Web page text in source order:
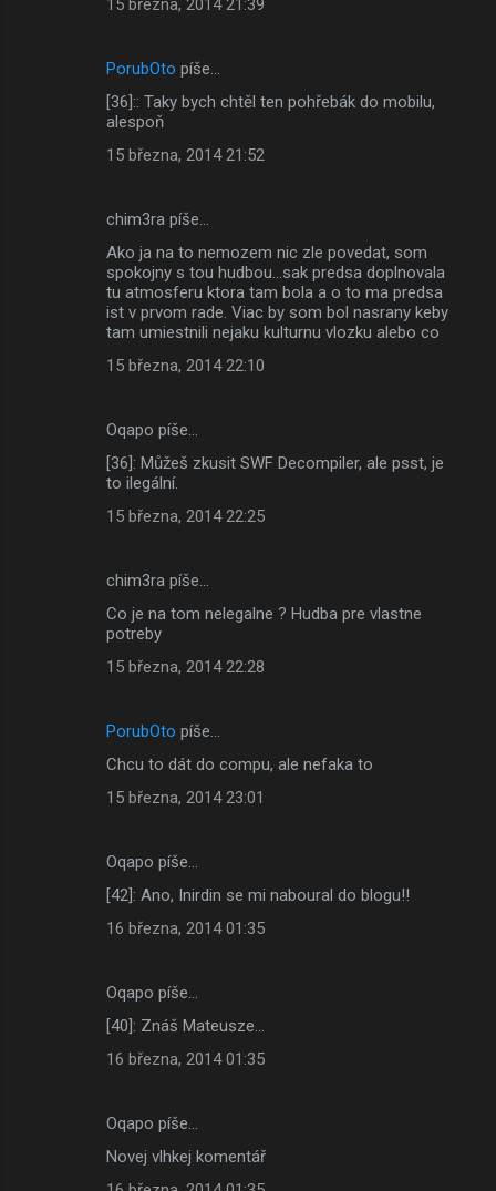
PorubOto píše…
[36]:: Taky bych chtěl ten pohřebák do mobilu,
alespoň
15 března, 2014 21:52
chim3ra píše…
Ako ja na to nemozem nic zle povedat, som
spokojny s tou hudbou...sak predsa doplnovala
tu atmosferu ktora tam bola a o to ma predsa
ist v prvom rade. Viac by som bol nasrany keby
tam umiestnili nejaku kulturnu vlozku alebo co
15 března, 2014 22:10
Oqapo píše…
[36]: Můžeš zkusit SWF Decompiler, ale psst, je
to ilegální.
15 března, 2014 22:25
chim3ra píše…
Co je na tom nelegalne ? Hudba pre vlastne
potreby
15 března, 2014 22:28
PorubOto píše…
Chcu to dát do compu, ale nefaka to
15 března, 2014 23:01
Oqapo píše…
[42]: Ano, Inirdin se mi naboural do blogu!!
16 března, 2014 01:35
Oqapo píše…
[40]: Znáš Mateusze...
16 března, 2014 01:35
Oqapo píše…
Novej vlhkej komentář